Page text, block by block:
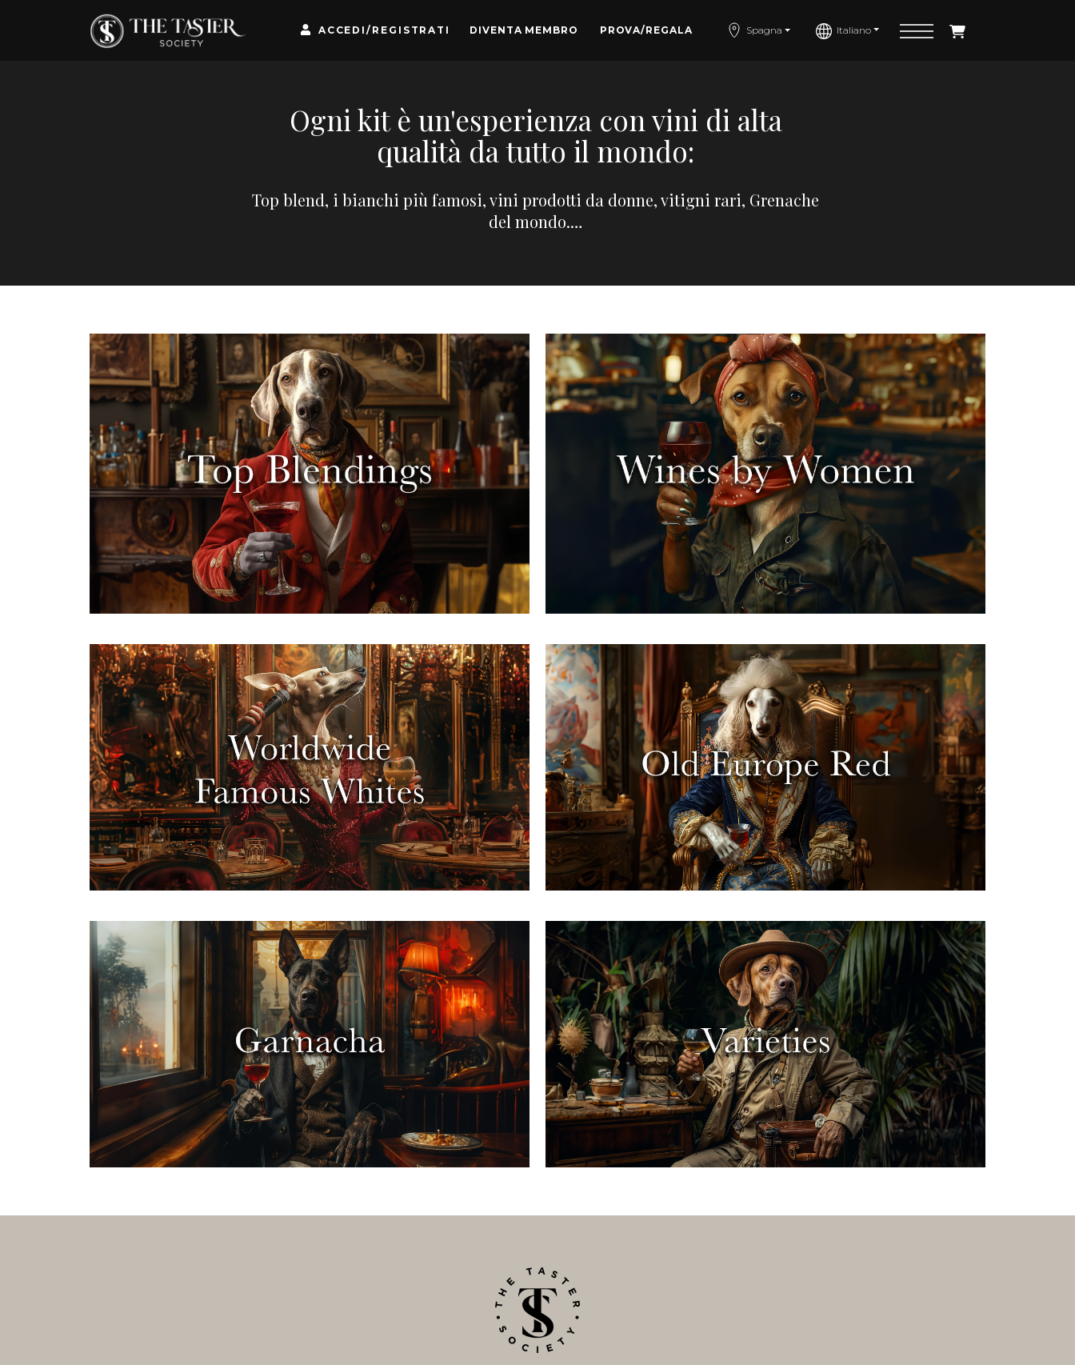
ACCEDI/REGISTRATI DIVENTA MEMBRO PROVA/REGALA Spagna Italiano
Ogni kit è un'esperienza con vini di alta
qualità da tutto il mondo:
Top blend, i bianchi più famosi, vini prodotti da donne, vitigni rari, Grenache
del mondo.…
Immagina un DJ che mixa brani per creare
un'esperienza unica. I viticoltori fanno lo stesso,
assemblando varietà di uve per creare vini complessi e
armoniosi. In questo kit, scopri tre dei migliori blend del
mondo. Metti su un po' di musica e goditi la nostra
degustazione alla cieca!
Volano, sono ovunque, con sensi acuti e un occhio
analitico. Le enologhe, le supereroine del vino,
infrangono barriere, guidano grandi cantine e creano
vini eccezionali, ispirando altri lungo il cammino. Unisciti a
questo straordinario universo del vino!
Come grandi voci che emergono e conquistano il
mondo della musica, così sono i vini in questo kit.
Sfatiamo il mito secondo cui "il miglior vino bianco è il
peggior rosso" e vi presentiamo vini bianchi iconici
provenienti da regioni in cui mani esperte creano veri
gioielli.
Senza dichiarare guerra, possiamo dire che alcuni vini
europei sono icone globali. Proprio come Luigi XIV rese
la Francia un simbolo di eleganza, questi vini furono
pionieri del loro tempo e oggi sono classici senza tempo.
Non perdere questi vini, parte della storia della
viticoltura europea!
Se la sceneggiatura è buona, gli attori convincenti e la
storia coinvolgente, la durata del film non conta, ciò che
importa è un finale soddisfacente. Questi vini, creati con
precisione, sono veri e propri blockbuster. Assaggiali e,
come un critico cinematografico, dai loro il tuo voto
personale.
Sei un avventuriero del vino a cui piace esplorare nuove
varietà? La globalizzazione rende più difficile trovare
vitigni locali “autoctoni”, poiché varietà internazionali
come Chardonnay e Cabernet Sauvignon dominano a
livello globale. Pronto a scoprirli? Chissà, potremmo
trovare l'Arca Perduta...…